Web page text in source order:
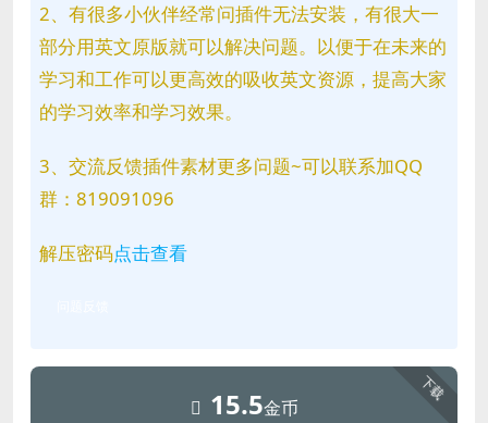
2、有很多小伙伴经常问插件无法安装，有很大一
部分用英文原版就可以解决问题。以便于在未来的
学习和工作可以更高效的吸收英文资源，提高大家
的学习效率和学习效果。
3、交流反馈插件素材更多问题~可以联系加QQ
群：819091096
解压密码点击查看
下载
15.5金币